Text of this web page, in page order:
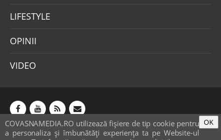
LIFESTYLE
OPINII
VIDEO
COVASNAMEDIA.RO utilizează fişiere de tip cookie pentru
a personaliza și îmbunătăți experiența ta pe Website-ul
OK
Abonamente Publicitate
Mica publicitate